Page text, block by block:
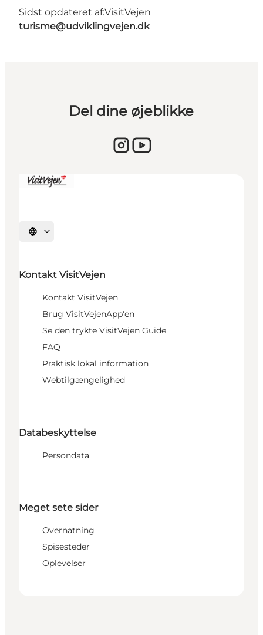
Sidst opdateret af:VisitVejen
turisme@udviklingvejen.dk
Del dine øjeblikke
Vælg sprog
Kontakt VisitVejen
Kontakt VisitVejen
Brug VisitVejenApp'en
Se den trykte VisitVejen Guide
FAQ
Praktisk lokal information
Webtilgængelighed
Databeskyttelse
Persondata
Meget sete sider
Overnatning
Spisesteder
Oplevelser